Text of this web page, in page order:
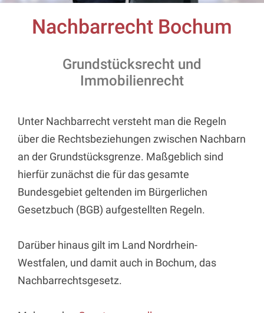
Nachbarrecht Bochum
Grundstücksrecht und
Immobilienrecht
Unter Nachbarrecht versteht man die Regeln
über die Rechtsbeziehungen zwischen Nachbarn
an der Grundstücksgrenze. Maßgeblich sind
hierfür zunächst die für das gesamte
Bundesgebiet geltenden im Bürgerlichen
Gesetzbuch (BGB) aufgestellten Regeln.
Darüber hinaus gilt im Land Nordrhein-
Westfalen, und damit auch in Bochum, das
Nachbarrechtsgesetz.